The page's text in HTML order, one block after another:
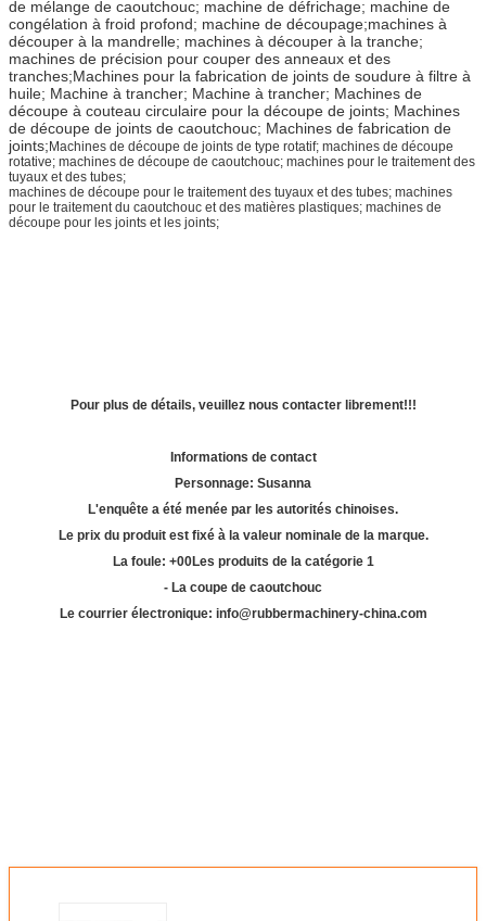
de mélange de caoutchouc; machine de défrichage; machine de
congélation à froid profond; machine de découpage;machines à
découper à la mandrelle; machines à découper à la tranche;
machines de précision pour couper des anneaux et des
tranches;Machines pour la fabrication de joints de soudure à filtre à
huile; Machine à trancher; Machine à trancher; Machines de
découpe à couteau circulaire pour la découpe de joints; Machines
de découpe de joints de caoutchouc; Machines de fabrication de
joints;Machines de découpe de joints de type rotatif; machines de découpe
rotative; machines de découpe de caoutchouc; machines pour le traitement des
tuyaux et des tubes;
machines de découpe pour le traitement des tuyaux et des tubes; machines
pour le traitement du caoutchouc et des matières plastiques; machines de
découpe pour les joints et les joints;
Pour plus de détails, veuillez nous contacter librement!!!
Informations de contact
Personnage: Susanna
L'enquête a été menée par les autorités chinoises.
Le prix du produit est fixé à la valeur nominale de la marque.
La foule: +00Les produits de la catégorie 1
- La coupe de caoutchouc
Le courrier électronique: info@rubbermachinery-china.com